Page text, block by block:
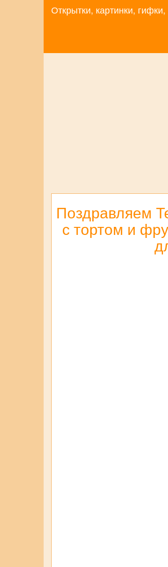
Открытки, картинки,
Поздравляем
с тортом и